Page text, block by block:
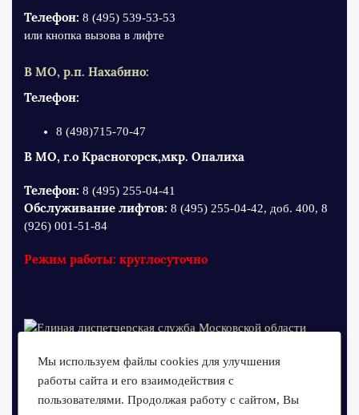
Телефон: 8 (495) 539-53-53
или кнопка вызова в лифте
В МО, р.п. Нахабино:
Телефон:
8 (498)715-70-47
В МО, г.о Красногорск,мкр. Опалиха
Телефон: 8 (495) 255-04-41
Обслуживание лифтов: 8 (495) 255-04-42, доб. 400, 8
(926) 001-51-84
Режим работы: круглосуточно
Мы используем файлы cookies для улучшения
работы сайта и его взаимодействия с
пользователями. Продолжая работу с сайтом, Вы